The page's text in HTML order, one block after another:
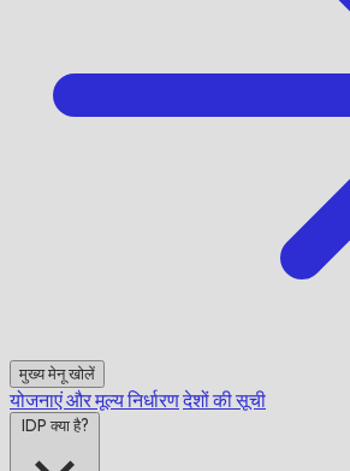
मुख्य मेनू खोलें
योजनाएं और मूल्य निर्धारणदेशों की सूची
IDP क्या है?